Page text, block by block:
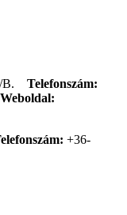
B. Telefonszám:
Weboldal:
+36-